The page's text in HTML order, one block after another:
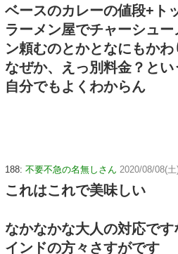
ベースのカレーの値段+ト
ラーメン屋でチャーシュ
ン頼むのとかとなにもかわ
なぜか、えっ別料金？とい
自分でもよくわからん
188: 不要不急の名無しさん 2020/08/08(
これはこれで美味しい
なかなかな大人の対応です
インドの方々さすがです